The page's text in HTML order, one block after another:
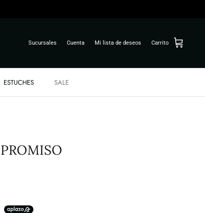
Sucursales Cuenta Mi lista de deseos Carrito
ESTUCHES SALE